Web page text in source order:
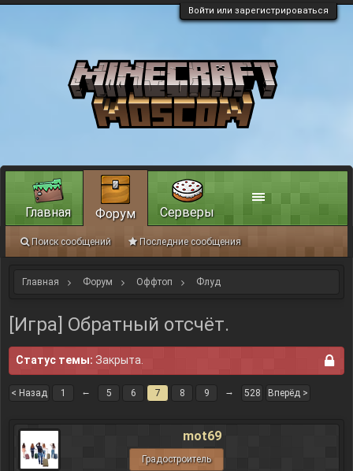
Войти или зарегистрироваться
Главная Форум Оффтоп Флуд
[Игра] Обратный отсчёт.
Статус темы: Закрыта.
< Назад 1 ← 5 6 7 8 9 → 528 Вперёд >
mot69
Градостроитель
Главная Форум
Поиск сообщений Последние сообщения
Серверы